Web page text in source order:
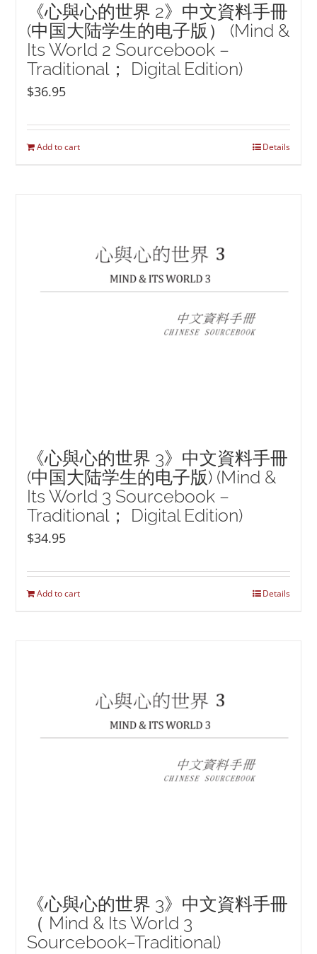
《心與心的世界 2》中文資料手冊
(中国大陆学生的电子版） (Mind &
Its World 2 Sourcebook –
Traditional； Digital Edition)
$36.95
Add to cart Details
《心與心的世界 3》中文資料手冊
(中国大陆学生的电子版) (Mind &
Its World 3 Sourcebook –
Traditional； Digital Edition)
$34.95
Add to cart Details
《心與心的世界 3》中文資料手冊
（ Mind & Its World 3
Sourcebook–Traditional)